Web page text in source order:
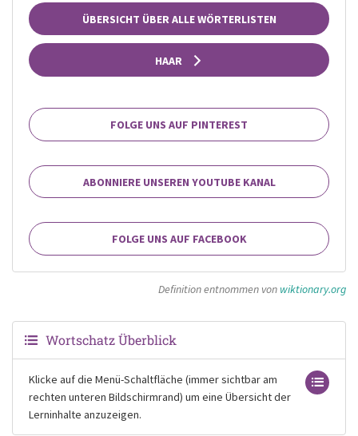
ÜBERSICHT ÜBER ALLE WÖRTERLISTEN
HAAR
FOLGE UNS AUF PINTEREST
ABONNIERE UNSEREN YOUTUBE KANAL
FOLGE UNS AUF FACEBOOK
Definition entnommen von wiktionary.org
Wortschatz Überblick
Klicke auf die Menü-Schaltfläche (immer sichtbar am
rechten unteren Bildschirmrand) um eine Übersicht der
Lerninhalte anzuzeigen.